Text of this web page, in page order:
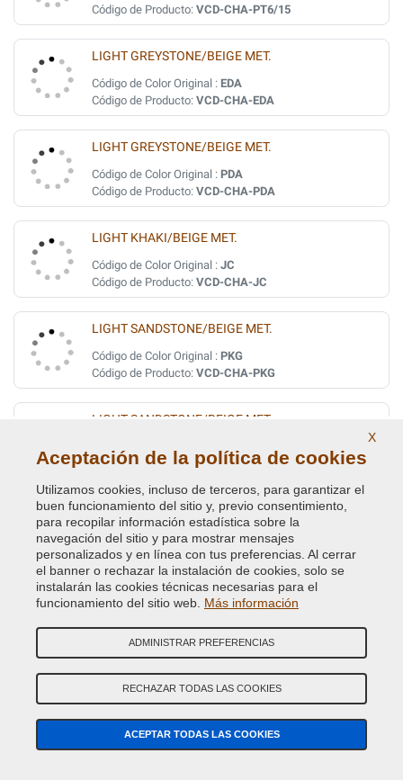
Código de Producto: VCD-CHA-PT6/15
LIGHT GREYSTONE/BEIGE MET.
Código de Color Original : EDA
Código de Producto: VCD-CHA-EDA
LIGHT GREYSTONE/BEIGE MET.
Código de Color Original : PDA
Código de Producto: VCD-CHA-PDA
LIGHT KHAKI/BEIGE MET.
Código de Color Original : JC
Código de Producto: VCD-CHA-JC
LIGHT SANDSTONE/BEIGE MET.
Código de Color Original : PKG
Código de Producto: VCD-CHA-PKG
LIGHT SANDSTONE/BEIGE MET.
Código de Producto:
VCD-CHA-FKG
LIMITED BRIGHT SILVER MET (WHEEL)
Código de Color Original :TAE
Código de Producto:VCD-CHA-TAE
LIQUID CHARCOAL/GREY MET.
Código de Color Original :HAV
Código de Producto: VCD-CHA-HAV
LT.DRIFT.SATIN GLOW MET.(VEDI CHA FK)
Código de Color Original :PFK
Código de Producto:VCD-CHA-PFK
X
Aceptación de la política de cookies
Utilizamos cookies, incluso de terceros, para garantizar el
buen funcionamiento del sitio y, previo consentimiento,
para recopilar información estadística sobre la
navegación del sitio y para mostrar mensajes
personalizados y en línea con tus preferencias. Al cerrar
el banner o rechazar la instalación de cookies, solo se
instalarán las cookies técnicas necesarias para el
funcionamiento del sitio web. Más información
ADMINISTRAR PREFERENCIAS
RECHAZAR TODAS LAS COOKIES
ACEPTAR TODAS LAS COOKIES